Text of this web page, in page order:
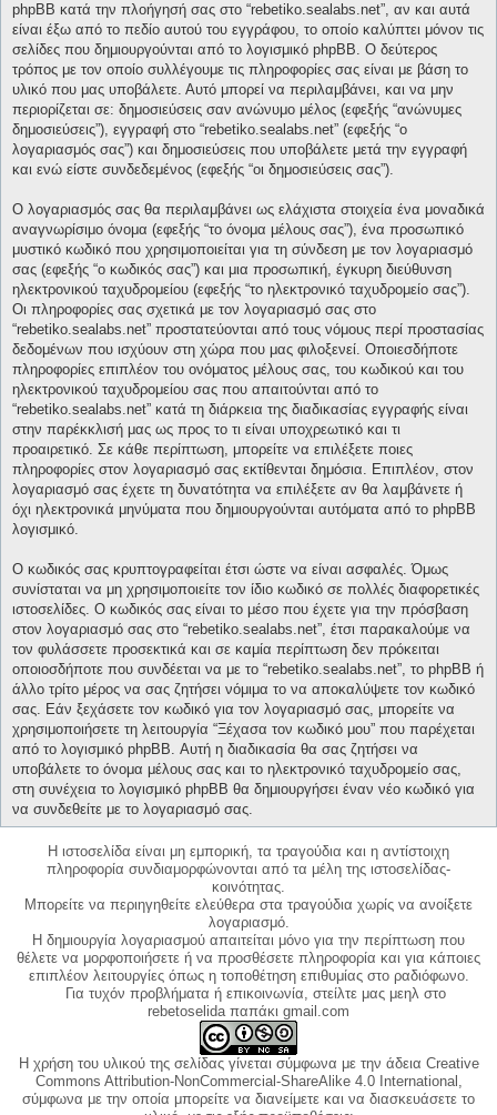
phpBB κατά την πλοήγησή σας στο “rebetiko.sealabs.net”, αν και αυτά
είναι έξω από το πεδίο αυτού του εγγράφου, το οποίο καλύπτει μόνον τις
σελίδες που δημιουργούνται από το λογισμικό phpBB. Ο δεύτερος
τρόπος με τον οποίο συλλέγουμε τις πληροφορίες σας είναι με βάση το
υλικό που μας υποβάλετε. Αυτό μπορεί να περιλαμβάνει, και να μην
περιορίζεται σε: δημοσιεύσεις σαν ανώνυμο μέλος (εφεξής “ανώνυμες
δημοσιεύσεις”), εγγραφή στο “rebetiko.sealabs.net” (εφεξής “ο
λογαριασμός σας”) και δημοσιεύσεις που υποβάλετε μετά την εγγραφή
και ενώ είστε συνδεδεμένος (εφεξής “οι δημοσιεύσεις σας”).
Ο λογαριασμός σας θα περιλαμβάνει ως ελάχιστα στοιχεία ένα μοναδικά
αναγνωρίσιμο όνομα (εφεξής “το όνομα μέλους σας”), ένα προσωπικό
μυστικό κωδικό που χρησιμοποιείται για τη σύνδεση με τον λογαριασμό
σας (εφεξής “ο κωδικός σας”) και μια προσωπική, έγκυρη διεύθυνση
ηλεκτρονικού ταχυδρομείου (εφεξής “το ηλεκτρονικό ταχυδρομείο σας”).
Οι πληροφορίες σας σχετικά με τον λογαριασμό σας στο
“rebetiko.sealabs.net” προστατεύονται από τους νόμους περί προστασίας
δεδομένων που ισχύουν στη χώρα που μας φιλοξενεί. Οποιεσδήποτε
πληροφορίες επιπλέον του ονόματος μέλους σας, του κωδικού και του
ηλεκτρονικού ταχυδρομείου σας που απαιτούνται από το
“rebetiko.sealabs.net” κατά τη διάρκεια της διαδικασίας εγγραφής είναι
στην παρέκκλισή μας ως προς το τι είναι υποχρεωτικό και τι
προαιρετικό. Σε κάθε περίπτωση, μπορείτε να επιλέξετε ποιες
πληροφορίες στον λογαριασμό σας εκτίθενται δημόσια. Επιπλέον, στον
λογαριασμό σας έχετε τη δυνατότητα να επιλέξετε αν θα λαμβάνετε ή
όχι ηλεκτρονικά μηνύματα που δημιουργούνται αυτόματα από το phpBB
λογισμικό.
Ο κωδικός σας κρυπτογραφείται έτσι ώστε να είναι ασφαλές. Όμως
συνίσταται να μη χρησιμοποιείτε τον ίδιο κωδικό σε πολλές διαφορετικές
ιστοσελίδες. Ο κωδικός σας είναι το μέσο που έχετε για την πρόσβαση
στον λογαριασμό σας στο “rebetiko.sealabs.net”, έτσι παρακαλούμε να
τον φυλάσσετε προσεκτικά και σε καμία περίπτωση δεν πρόκειται
οποιοσδήποτε που συνδέεται να με το “rebetiko.sealabs.net”, το phpBB ή
άλλο τρίτο μέρος να σας ζητήσει νόμιμα το να αποκαλύψετε τον κωδικό
σας. Εάν ξεχάσετε τον κωδικό για τον λογαριασμό σας, μπορείτε να
χρησιμοποιήσετε τη λειτουργία “Ξέχασα τον κωδικό μου” που παρέχεται
από το λογισμικό phpBB. Αυτή η διαδικασία θα σας ζητήσει να
υποβάλετε το όνομα μέλους σας και το ηλεκτρονικό ταχυδρομείο σας,
στη συνέχεια το λογισμικό phpBB θα δημιουργήσει έναν νέο κωδικό για
να συνδεθείτε με το λογαριασμό σας.
Η ιστοσελίδα είναι μη εμπορική, τα τραγούδια και η αντίστοιχη
πληροφορία συνδιαμορφώνονται από τα μέλη της ιστοσελίδας-
κοινότητας.
Μπορείτε να περιηγηθείτε ελεύθερα στα τραγούδια χωρίς να ανοίξετε
λογαριασμό.
Η δημιουργία λογαριασμού απαιτείται μόνο για την περίπτωση που
θέλετε να μορφοποιήσετε ή να προσθέσετε πληροφορία και για κάποιες
επιπλέον λειτουργίες όπως η τοποθέτηση επιθυμίας στο ραδιόφωνο.
Για τυχόν προβλήματα ή επικοινωνία, στείλτε μας μεηλ στο
rebetoselida παπάκι gmail.com
Η χρήση του υλικού της σελίδας γίνεται σύμφωνα με την άδεια Creative
Commons Attribution-NonCommercial-ShareAlike 4.0 International,
σύμφωνα με την οποία μπορείτε να διανείμετε και να διασκευάσετε το